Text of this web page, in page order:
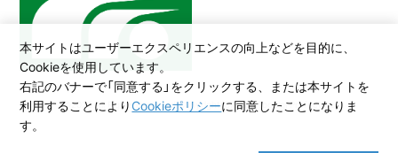
本サイトはユーザーエクスペリエンスの向上などを目的に、
Cookieを使用しています。
右記のバナーで「同意する」をクリックする、または本サイトを
利用することによりCookieポリシーに同意したことになりま
す。
©2026 All Rights Reserved,Copyright(C)2005.Tochigi Prefecture